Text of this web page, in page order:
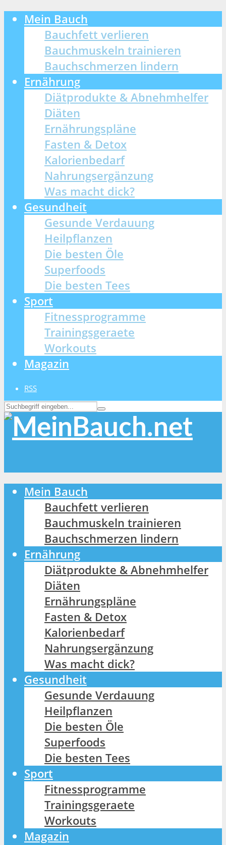
Mein Bauch
Bauchfett verlieren
Bauchmuskeln trainieren
Bauchschmerzen lindern
Ernährung
Diätprodukte & Abnehmhelfer
Diäten
Ernährungspläne
Fasten & Detox
Kalorienbedarf
Nahrungsergänzung
Was macht dick?
Gesundheit
Gesunde Verdauung
Heilpflanzen
Die besten Öle
Superfoods
Die besten Tees
Sport
Fitnessprogramme
Trainingsgeraete
Workouts
Magazin
RSS
Mein Bauch
Bauchfett verlieren
Bauchmuskeln trainieren
Bauchschmerzen lindern
Ernährung
Diätprodukte & Abnehmhelfer
Diäten
Ernährungspläne
Fasten & Detox
Kalorienbedarf
Nahrungsergänzung
Was macht dick?
Gesundheit
Gesunde Verdauung
Heilpflanzen
Die besten Öle
Superfoods
Die besten Tees
Sport
Fitnessprogramme
Trainingsgeraete
Workouts
Magazin